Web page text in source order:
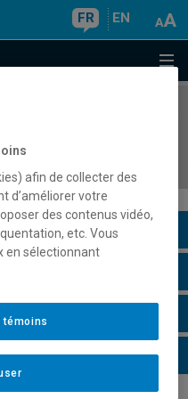
FR EN
afin de collecter des
d’améliorer votre
des contenus vidéo,
etc. Vous
en sélectionnant